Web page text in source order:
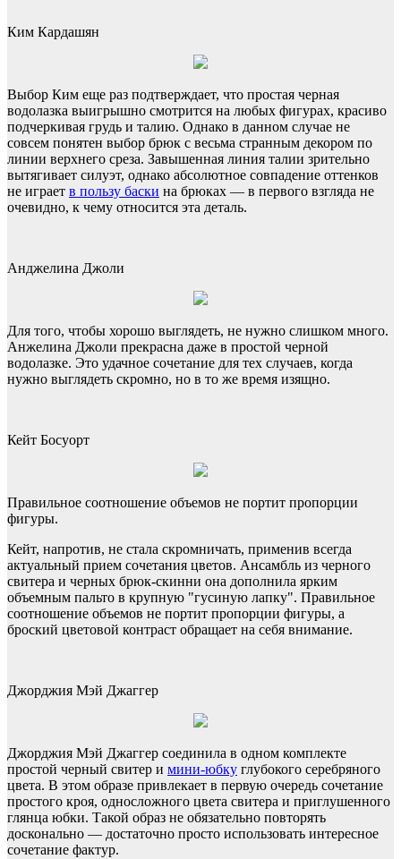
Ким Кардашян
Выбор Ким еще раз подтверждает, что простая черная
водолазка выигрышно смотрится на любых фигурах, красиво
подчеркивая грудь и талию. Однако в данном случае не
совсем понятен выбор брюк с весьма странным декором по
линии верхнего среза. Завышенная линия талии зрительно
вытягивает силуэт, однако абсолютное совпадение оттенков
не играет в пользу баски на брюках — в первого взгляда не
очевидно, к чему относится эта деталь.
Анджелина Джоли
Для того, чтобы хорошо выглядеть, не нужно слишком много.
Анжелина Джоли прекрасна даже в простой черной
водолазке. Это удачное сочетание для тех случаев, когда
нужно выглядеть скромно, но в то же время изящно.
Кейт Босуорт
Правильное соотношение объемов не портит пропорции
фигуры.
Кейт, напротив, не стала скромничать, применив всегда
актуальный прием сочетания цветов. Ансамбль из черного
свитера и черных брюк-скинни она дополнила ярким
объемным пальто в крупную "гусиную лапку". Правильное
соотношение объемов не портит пропорции фигуры, а
броский цветовой контраст обращает на себя внимание.
Джорджия Мэй Джаггер
Джорджия Мэй Джаггер соединила в одном комплекте
простой черный свитер и мини-юбку глубокого серебряного
цвета. В этом образе привлекает в первую очередь сочетание
простого кроя, односложного цвета свитера и приглушенного
глянца юбки. Такой образ не обязательно повторять
досконально — достаточно просто использовать интересное
сочетание фактур.